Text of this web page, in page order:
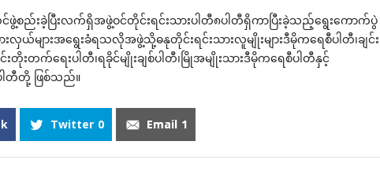
ဖွဲ့စည်းခဲ့ပြီးလက်ရှိအဖွဲ့ဝင်တိုင်းရင်းသားပါတီ၈ပါတီရှိကာပြီးခဲ့သည့်‌ရွေး‌ကောက်ပွဲ
ယ်များအ‌ရွေးခံရသလိုအဖွဲ့သို့ဓနုတိုင်းရင်းသားလူမျိုးများဒီမိုက‌ရေစီပါတီ၊ချင်း
းတိုးတက်‌ရေးပါတီ၊ရခိုင်မျိုးချစ်ပါတီ၊မြိုအမျိုးသားဒီမိုက‌ရေစီပါတီနှင့်
ါတီတို့ ဖြစ်သည်။
Twitter 0 Email 1